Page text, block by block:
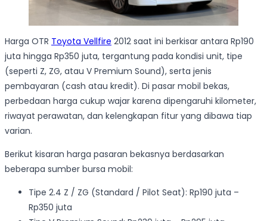
Harga OTR Toyota Vellfire 2012 saat ini berkisar antara Rp190
juta hingga Rp350 juta, tergantung pada kondisi unit, tipe
(seperti Z, ZG, atau V Premium Sound), serta jenis
pembayaran (cash atau kredit). Di pasar mobil bekas,
perbedaan harga cukup wajar karena dipengaruhi kilometer,
riwayat perawatan, dan kelengkapan fitur yang dibawa tiap
varian.
Berikut kisaran harga pasaran bekasnya berdasarkan
beberapa sumber bursa mobil:
Tipe 2.4 Z / ZG (Standard / Pilot Seat): Rp190 juta –
Rp350 juta